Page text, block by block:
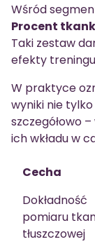
Wśród
Procent
Taki zestaw
efekty
W praktyce
wyniki nie tylko
szczegółowo
ich wkładu w
Cecha
Dokładność
pomiaru
tłuszczowej